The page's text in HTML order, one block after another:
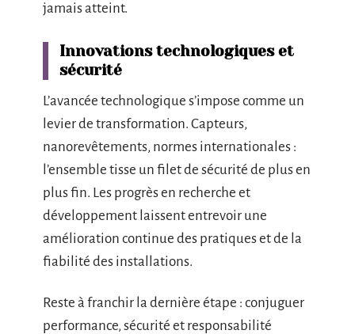
jamais atteint.
Innovations technologiques et
sécurité
L’avancée technologique s’impose comme un
levier de transformation. Capteurs,
nanorevêtements, normes internationales :
l’ensemble tisse un filet de sécurité de plus en
plus fin. Les progrès en recherche et
développement laissent entrevoir une
amélioration continue des pratiques et de la
fiabilité des installations.
Reste à franchir la dernière étape : conjuguer
performance, sécurité et responsabilité